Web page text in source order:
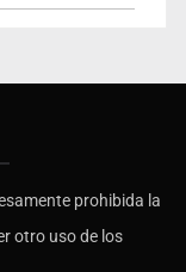
prohibida la
otro uso de los